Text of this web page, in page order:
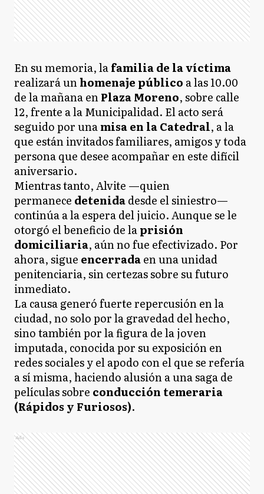
En su memoria, lafamilia de la víctima
realizará unhomenaje público a las 10.00
de la mañana enPlaza Moreno, sobre calle
12, frente a la Municipalidad. El acto será
seguido por unamisa en la Catedral, a la
que están invitados familiares, amigos y toda
persona que desee acompañar en este difícil
aniversario.
Mientras tanto, Alvite —quien
permanece detenidadesde el siniestro—
continúa a la espera del juicio. Aunque se le
otorgó el beneficio de laprisión
domiciliaria, aún no fue efectivizado. Por
ahora, sigue encerradaen una unidad
penitenciaria, sin certezas sobre su futuro
inmediato.
La causa generó fuerte repercusión en la
ciudad, no solo por la gravedad del hecho,
sino también por la figura de la joven
imputada, conocida por su exposición en
redes sociales y el apodo con el que se refería
a sí misma, haciendo alusión a una saga de
películas sobre conducción temeraria
(Rápidos y Furiosos).
Ads